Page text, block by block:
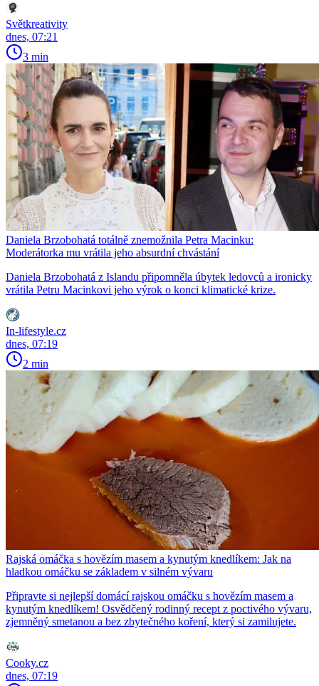
Světkreativity
dnes, 07:21
3 min
Daniela Brzobohatá totálně znemožnila Petra Macinku:
Moderátorka mu vrátila jeho absurdní chvástání
Daniela Brzobohatá z Islandu připomněla úbytek ledovců a ironicky
vrátila Petru Macinkovi jeho výrok o konci klimatické krize.
In-lifestyle.cz
dnes, 07:19
2 min
Rajská omáčka s hovězím masem a kynutým knedlíkem: Jak na
hladkou omáčku se základem v silném vývaru
Připravte si nejlepší domácí rajskou omáčku s hovězím masem a
kynutým knedlíkem! Osvědčený rodinný recept z poctivého vývaru,
zjemněný smetanou a bez zbytečného koření, který si zamilujete.
Cooky.cz
dnes, 07:19